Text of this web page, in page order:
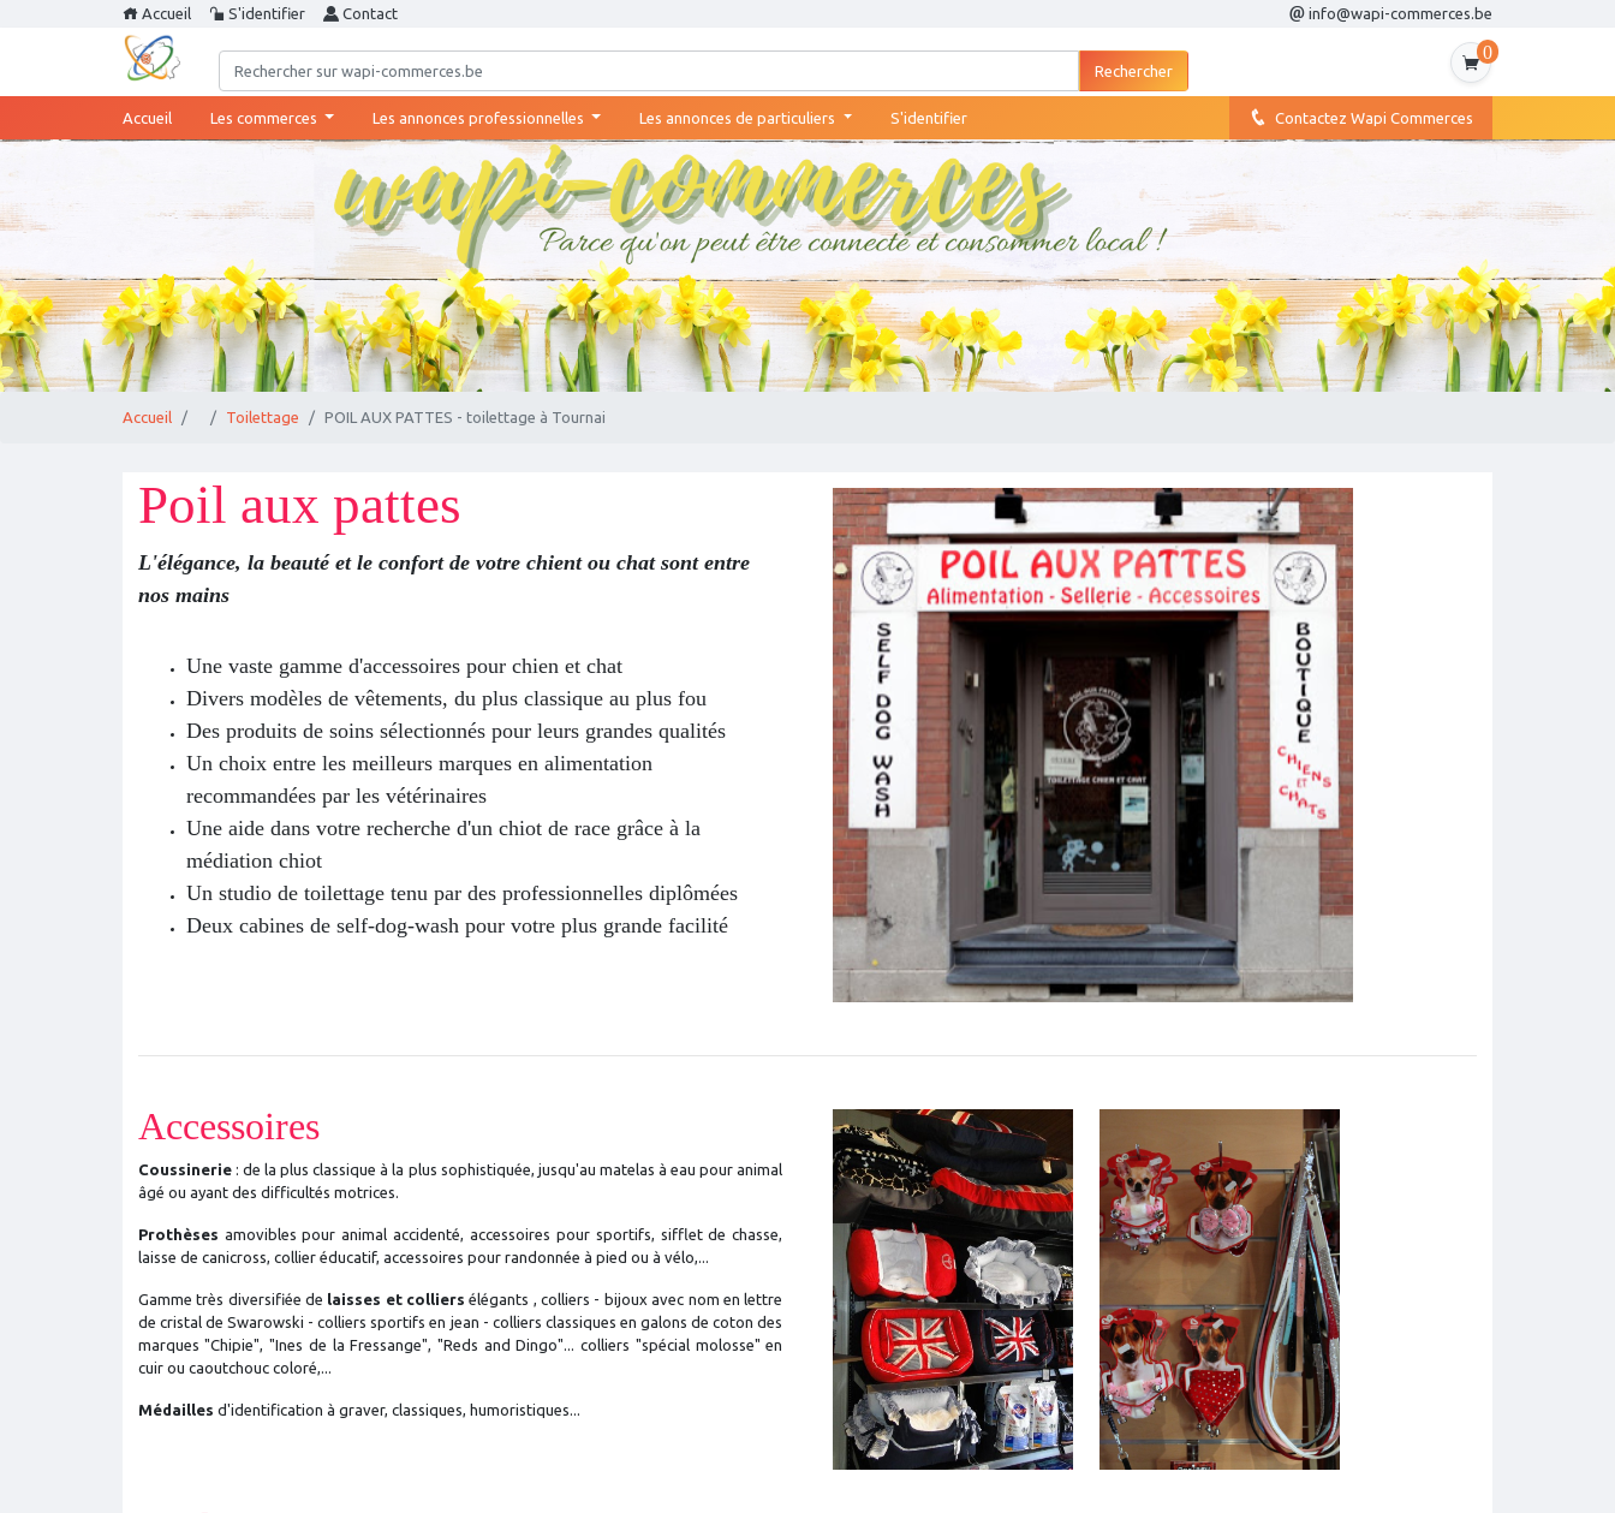
Accueil S'identifier Contact info@wapi-commerces.be
0
Accueil (current)Les commerces Les annonces professionnelles Les annonces de particuliers S'identifier Contactez Wapi Commerces
Accueil Toilettage POIL AUX PATTES - toilettage à Tournai
Poil aux pattes
L'élégance, la beauté et le confort de votre chient ou chat sont entre
nos mains
Une vaste gamme d'accessoires pour chien et chat
Divers modèles de vêtements, du plus classique au plus fou
Des produits de soins sélectionnés pour leurs grandes qualités
Un choix entre les meilleurs marques en alimentation
recommandées par les vétérinaires
Une aide dans votre recherche d'un chiot de race grâce à la
médiation chiot
Un studio de toilettage tenu par des professionnelles diplômées
Deux cabines de self-dog-wash pour votre plus grande facilité
Accessoires
Coussinerie: de la plus classique à la plus sophistiquée, jusqu'au matelas à eau pour animal
âgé ou ayant des difficultés motrices.
Prothèses amovibles pour animal accidenté, accessoires pour sportifs, sifflet de chasse,
laisse de canicross, collier éducatif, accessoires pour randonnée à pied ou à vélo,...
Gamme très diversifiée de laisses et colliers élégants , colliers - bijoux avec nom en lettre
de cristal de Swarowski - colliers sportifs en jean - colliers classiques en galons de coton des
marques "Chipie", "Ines de la Fressange", "Reds and Dingo"... colliers "spécial molosse" en
cuir ou caoutchouc coloré,...
Médailles d'identification à graver, classiques, humoristiques...